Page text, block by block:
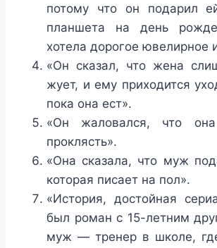
потому что он подарил
планшета на день
хотела дорогое ювелирное
«Он сказал, что жена
жует, и ему приходится
пока она ест».
«Он жаловался, что
проклясть».
«Она сказала, что муж
которая писает на пол».
«История, достойная
был роман с 15-летним
муж — тренер в школе,